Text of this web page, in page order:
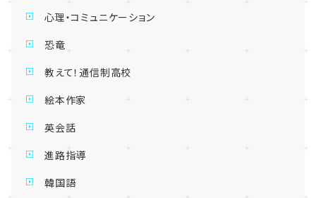
心理・コミュニケーション
恐竜
教えて！通信制高校
絵本作家
英会話
進路指導
韓国語